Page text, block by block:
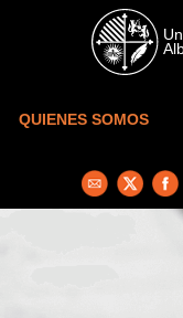
Skip to main content
QUIENES SOMOS